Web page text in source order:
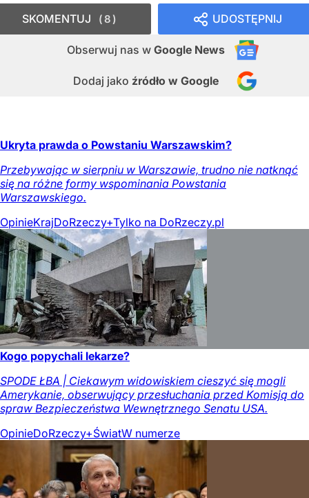
UDOSTĘPNIJ
Obserwuj nas w Google News
Dodaj jako źródło w Google
SKOMENTUJ 8
Ukryta prawda o Powstaniu Warszawskim?
Przebywając w sierpniu w Warszawie, trudno nie natknąć
się na różne formy wspominania Powstania
Warszawskiego.
OpinieKrajDoRzeczy+Tylko na DoRzeczy.pl
Kogo popychali lekarze?
SPODE ŁBA | Ciekawym widowiskiem cieszyć się mogli
Amerykanie, obserwujący przesłuchania przed Komisją do
spraw Bezpieczeństwa Wewnętrznego Senatu USA.
OpinieDoRzeczy+ŚwiatW numerze